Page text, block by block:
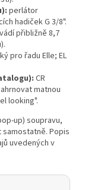
perlátor
hadiček G 3/8".
přibližně 8,7
pro řadu Elle; EL
CR
matnou
looking".
soupravu,
Popis
uvedených v